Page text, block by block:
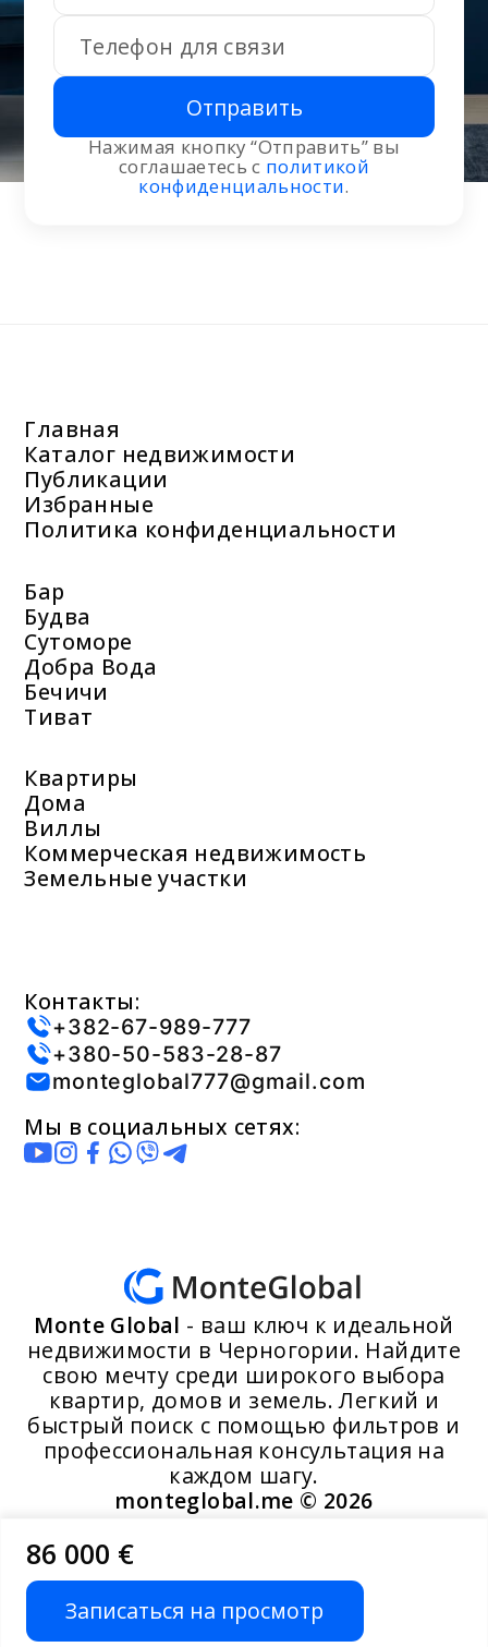
86 000 €
Записаться на просмотр
Отправить
Нажимая кнопку “Отправить” вы
соглашаетесь с политикой
конфиденциальности.
Главная
Каталог недвижимости
Публикации
Избранные
Политика конфиденциальности
Бар
Будва
Сутоморе
Добра Вода
Бечичи
Тиват
Квартиры
Дома
Виллы
Коммерческая недвижимость
Земельные участки
Контакты:
+382-67-989-777
+380-50-583-28-87
monteglobal777@gmail.com
Мы в социальных сетях:
Monte Global - ваш ключ к идеальной
недвижимости в Черногории. Найдите
свою мечту среди широкого выбора
квартир, домов и земель. Легкий и
быстрый поиск с помощью фильтров и
профессиональная консультация на
каждом шагу.
monteglobal.me © 2026
Разработано MoosYo LLC